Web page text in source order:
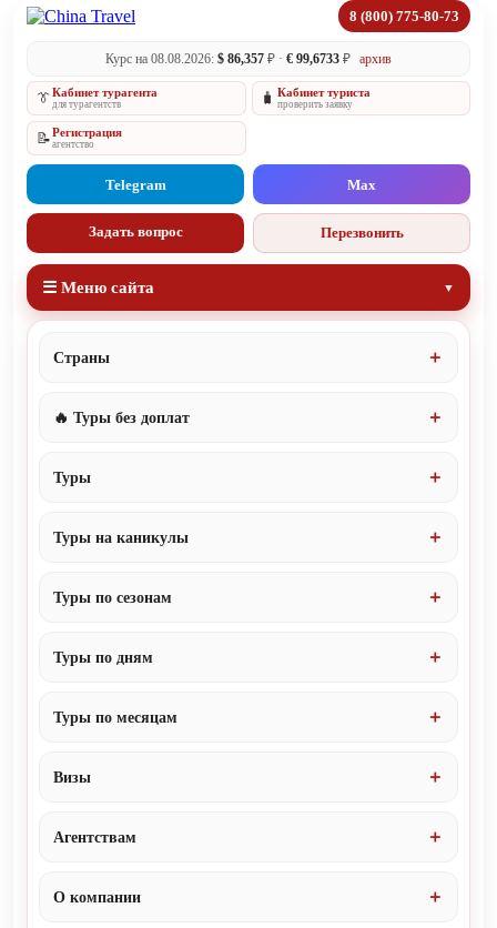
8 (800) 775-80-73
Курс на 08.08.2026: $ 86,357 ₽ · € 99,6733 ₽ архив
👔Кабинет турагента
для турагентств 🧳 Кабинет туриста
проверить заявку
📝Регистрация
агентство
Telegram Max
Задать вопрос Перезвонить
☰ Меню сайта
Страны
🔥 Туры без доплат
Туры
Туры на каникулы
Туры по сезонам
Туры по дням
Туры по месяцам
Визы
Агентствам
О компании